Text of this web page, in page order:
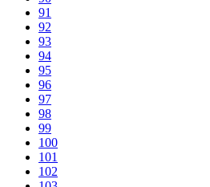
91
92
93
94
95
96
97
98
99
100
101
102